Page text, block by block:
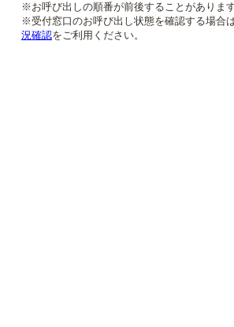
※お呼び出しの順番が前後することがありま
※受付窓口のお呼び出し状態を確認する場合は
況確認をご利用ください。